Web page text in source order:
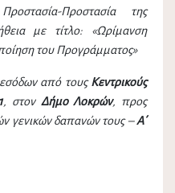
Προστασία της
με τίτλο: «Ωρίμανση
του Προγράμματος»
από τουςΚεντρικούς
, στον Δήμο Λοκρών, προς
γενικών δαπανών τους –Α΄